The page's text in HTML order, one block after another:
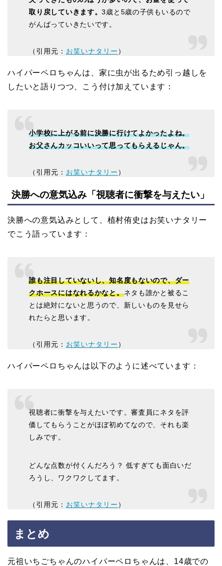
取り戻していきます。3歳と5歳の子供もいるので
がんばっていきたいです。
（引用元： お笑いナタリー ）
ハイパーペロちゃんは、家に虫が出るため引っ越しを
したいと語りつつ、こう付け加えています：
小学校に上がる前に決勝に行けてよかったよね。
お父さんカッコいいって思ってもらえるじゃん。
（引用元： お笑いナタリー ）
決勝への意気込み「視聴者に衝撃を与えたい」
決勝への意気込みとして、植村侑史はお笑いナタリー
でこう語っています：
誰も注目していないし、知名度もないので、ダー
クホースにはなれるかなと。ネタも誰かと被るこ
とは絶対にないと思うので、新しいものを見せら
れたらと思います。
（引用元： お笑いナタリー ）
ハイパーペロちゃんは以下のように述べています：
視聴者に衝撃を与えたいです。審査員にネタを評
価してもらうことがほぼ初めてなので、それも楽
しみです。
どんな点数が付くんだろう？ 低すぎても面白いだ
ろうし、ワクワクしてます。
（引用元： お笑いナタリー ）
まとめ
元祖いちごちゃんのハイパーペロちゃんは、14歳での